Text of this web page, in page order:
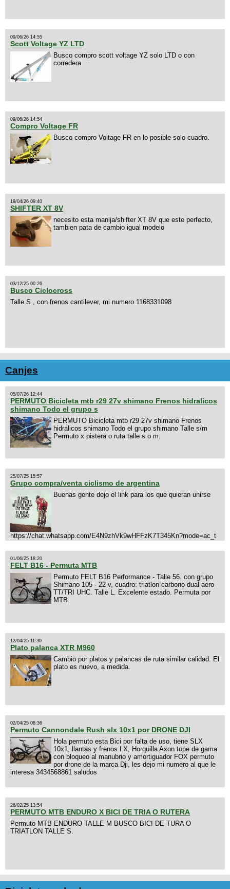
09/06/26 14:55
Scott Voltage YZ LTD
Busco compro scott voltage YZ solo LTD o con
corredera
09/06/26 14:54
Compro Voltage FR
Busco compro Voltage FR en lo posible solo cuadro.
19/04/26 09:40
SHIFTER XT 8V
necesito esta manija/shifter XT 8V que este perfecto,
tambien pata de cambio igual modelo
03/12/25 00:26
Busco Ciclocross
Talle S , con frenos cantilever, mi numero 1168331098
Canjes
05/07/26 12:44
PERMUTO Bicicleta mtb r29 27v shimano Frenos hidralicos
shimano Todo el grupo s
PERMUTO Bicicleta mtb r29 27v shimano Frenos
hidralicos shimano Todo el grupo shimano Talle s/m
Permuto x pistera o ruta talle s o m.
25/07/25 15:57
Grupo compra/venta ciclismo de argentina
Buenas gente dejo el link para los que quieran unirse
https://chat.whatsapp.com/E4N9zhVk9wHFFzK7T345Kn?mode=ac_t
01/06/25 18:20
FELT B16 - Permuta MTB
Permuto FELT B16 Performance - Talle 56. con grupo
Shimano 105 - 22 v, cuadro: triatlon carbono dual aero
TT/TRI UHC. Talle L. Excelente estado. Permuta por
MTB.
12/04/25 11:30
Plato palanca XTR M960
Cambio por platos y palancas de ruta similar calidad. El
plato es nuevo, a medida.
02/04/25 08:36
Permuto Cannondale Rush slx 10x1 por DRONE DJI
Hola permuto esta Bici por falta de uso, tiene SLX
10x1, llantas y frenos LX, Horquilla Axon tope de gama
con bloqueo al manubrio y amortiguador FOX permuto
por drone de la marca Dji, les dejo mi numero al que le
interesa 3434568861 saludos
26/02/25 13:54
PERMUTO MTB ENDURO X BICI DE TRIA O RUTERA
Permuto MTB ENDURO TALLE M BUSCO BICI DE TURA O
TRIATLON TALLE S.